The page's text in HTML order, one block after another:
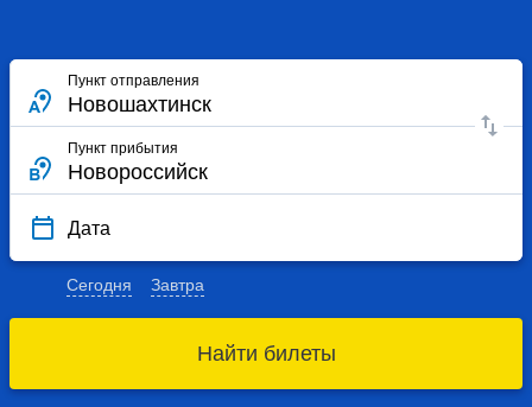
Пункт отправления
Пункт прибытия
Дата
Сегодня Завтра
Найти билеты